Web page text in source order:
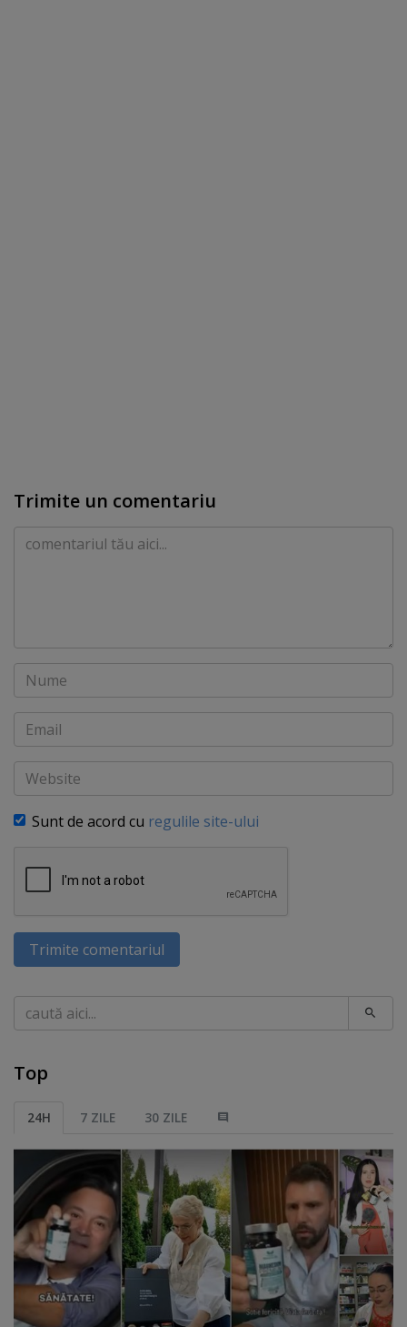
Trimite un comentariu
Comentariu
Nume
Email
Website
Sunt de acord cu regulile site-ului
Trimite comentariul
Caută
Top
24H 7 ZILE 30 ZILE